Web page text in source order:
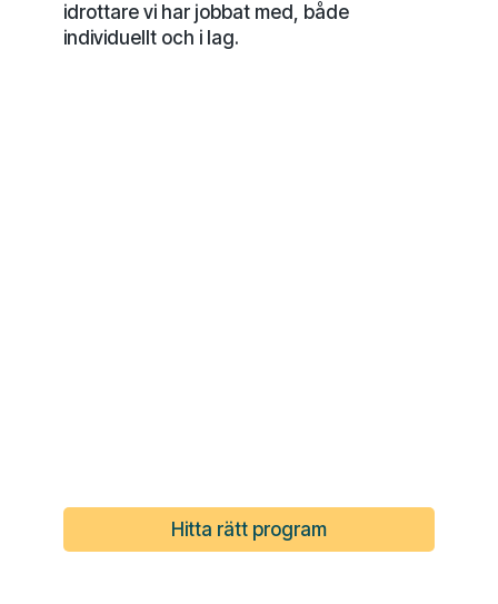
idrottare vi har jobbat med, både
individuellt och i lag.
Hitta rätt program